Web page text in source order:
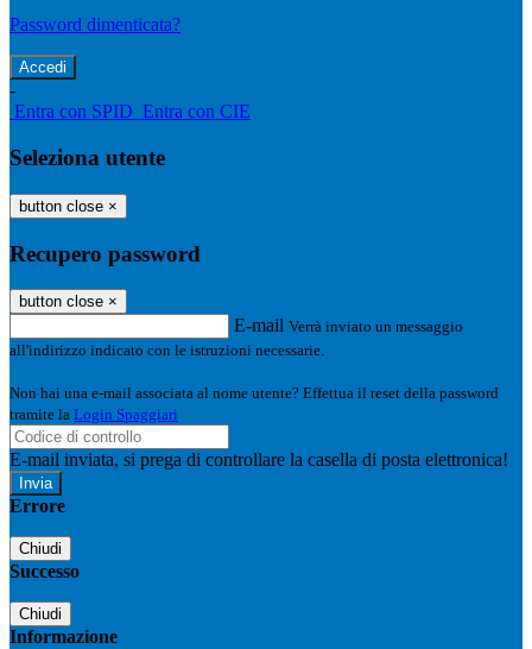
Password dimenticata?
-
Entra con SPID Entra con CIE
Seleziona utente
button close ×
Recupero password
button close ×
E-mail Verrà inviato un messaggio
all'indirizzo indicato con le istruzioni necessarie.
Non hai una e-mail associata al nome utente? Effettua il reset della password
tramite la Login Spaggiari
E-mail inviata, si prega di controllare la casella di posta elettronica!
Errore
Chiudi
Successo
Chiudi
Informazione